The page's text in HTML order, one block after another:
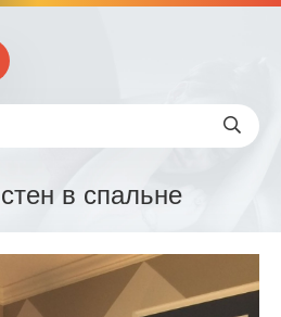
в спальне